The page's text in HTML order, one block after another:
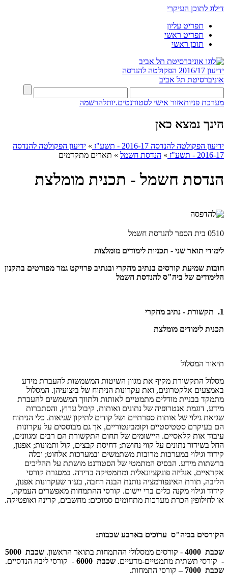
דילוג לתוכן העיקרי
תפריט עליון
תפריט ראשי
תוכן ראשי
ידיעון 2016/17
הפקולטה להנדסה
אוניברסיטת תל אביב
מערכת פניותאזור אישי לסטודנטים.יותלהרשמה
הינך נמצא כאן
ידיעון הפקולטה להנדסה 2016-17 - תשע"ז » ידיעון הפקולטה להנדסה
2016-17 - תשע"ז
» הנדסת חשמל » תארים מתקדמים
הנדסת חשמל - תכנית מומלצת
0510 בית הספר להנדסת חשמל
לימודי תואר שני - תכניות לימודים מומלצות
חובות שמיעת קורסים בנתיב מחקרי ובנתיב פרויקט גמר מפורטים בתקנון
הלימודים של ביה"ס להנדסת חשמל
1. תקשורת - נתיב מחקרי
תכנית לימודים מומלצת
תיאור המסלול
מסלול התקשורת מקיף את מגוון השיטות המשמשות להעברת מידע
באמצעים אלקטרונים, ואת עקרונות הניתוח של ביצועיהן. המסלול
מתמקד בבניית מודלים מתמטיים לאותות ולתווך המשמשים להעברת
מידע, דוגמת אנטרופיה של נתונים ואותות, קיבול ערוץ, והסתברות
שגיאת גילוי של אותות ספרתיים ושל קודים לתיקון שגיאות. כלי הניתוח
הם בעיקרם סטטיסטיים וקומבינטוריים, אך גם מבוססים על עקרונות
עיבוד אות קלאסיים. היישומים של תחום התקשורת הם רבים ומגוונים,
החל בשידור נתונים על קווי נחושת; דחיסת קבצים, קול ותמונות; אפנון,
קידוד וגילוי במערכות מרובות משתמשים ובמערכות אלחוט; וכלה
ברשתות מידע. הבסיס המתמטי של הסטודנט מושתת על תהליכים
אקראיים, אנליזה פונקציונאלית ומתמטיקה בדידה. במסגרת קורסי
הליבה, תורת האינפורמציה נותנת הבנה רחבה, בעוד שעקרונות אפנון,
קידוד וגילוי מקנה כלים ברי יישום. קורסי ההתמחות מאפשרים העמקה,
או לחילופין הכרת מערכות מתחומים סמוכים: מחשבים, קרינה ואופטיקה.
הקורסים בביה"ס ערוכים בארבע שכבות:
שכבת 4000
- קורסים ממסלולי ההתמחות בתואר הראשון.
שכבת 5000
- קורסי תשתית מתמטיים-מדעיים. שכבת 6000
- קורסי ליבה הנדסיים.
שכבת 7000 –
קורסי התמחות.